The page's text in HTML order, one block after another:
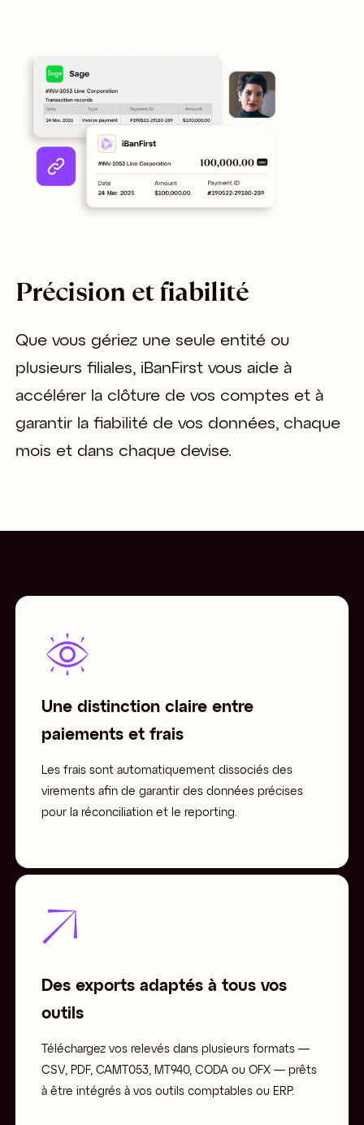
Précision et fiabilité
Que vous gériez une seule entité ou
plusieurs filiales, iBanFirst vous aide à
accélérer la clôture de vos comptes et à
garantir la fiabilité de vos données, chaque
mois et dans chaque devise.
Une distinction claire entre
paiements et frais
Les frais sont automatiquement dissociés des
virements afin de garantir des données précises
pour la réconciliation et le reporting.
Des exports adaptés à tous vos
outils
Téléchargez vos relevés dans plusieurs formats —
CSV, PDF, CAMT053, MT940, CODA ou OFX — prêts
à être intégrés à vos outils comptables ou ERP.